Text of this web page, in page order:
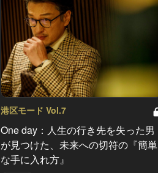
港区モード Vol.7
One day：人生の行き先を失った男
が見つけた、未来への切符の『簡単
な手に入れ方』